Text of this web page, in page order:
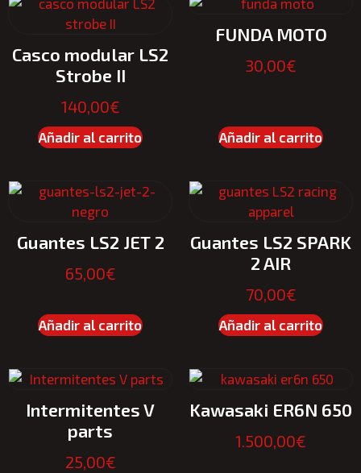
Casco modular LS2
Strobe II
140,00€
Añadir al carrito
FUNDA MOTO
30,00€
Añadir al carrito
Guantes LS2 JET 2
65,00€
Añadir al carrito
Guantes LS2 SPARK
2 AIR
70,00€
Añadir al carrito
Intermitentes V
parts
25,00€
Kawasaki ER6N 650
1.500,00€